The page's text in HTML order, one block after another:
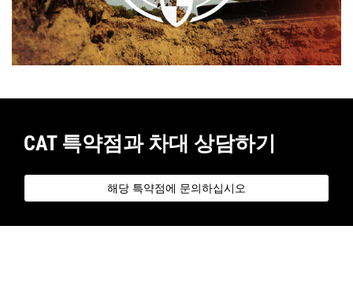
CAT 특약점과 차대 상담하기
해당 특약점에 문의하십시오